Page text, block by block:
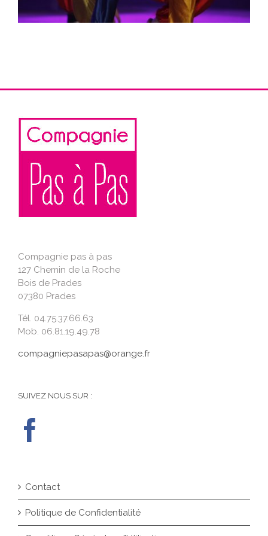
Compagnie pas à pas
127 Chemin de la Roche
Bois de Prades
07380 Prades
Tél. 04.75.37.66.63
Mob. 06.81.19.49.78
compagniepasapas@orange.fr
SUIVEZ NOUS SUR :
Contact
Politique de Confidentialité